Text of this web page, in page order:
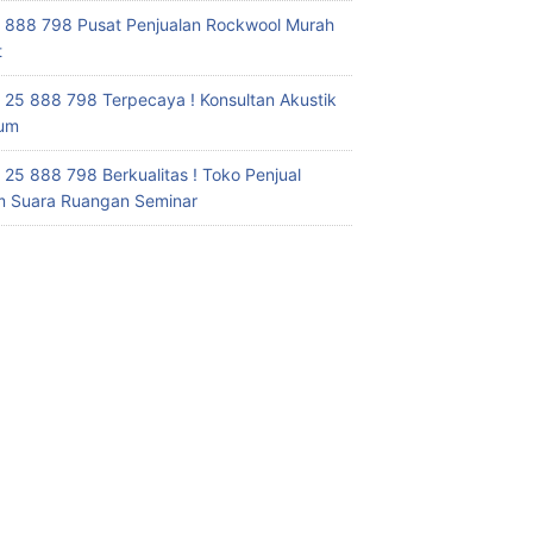
798 Pusat Penjualan Rockwool Murah
25 888 798 Terpecaya ! Konsultan Akustik
25 888 798 Berkualitas ! Toko Penjual
Suara Ruangan Seminar